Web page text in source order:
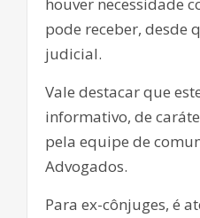
houver necessidade
pode receber, desde
judicial.
Vale destacar que
informativo, de
pela equipe de
Advogados.
Para ex-cônjuges, é